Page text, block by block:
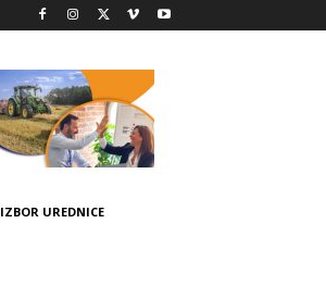
IZBOR UREDNICE